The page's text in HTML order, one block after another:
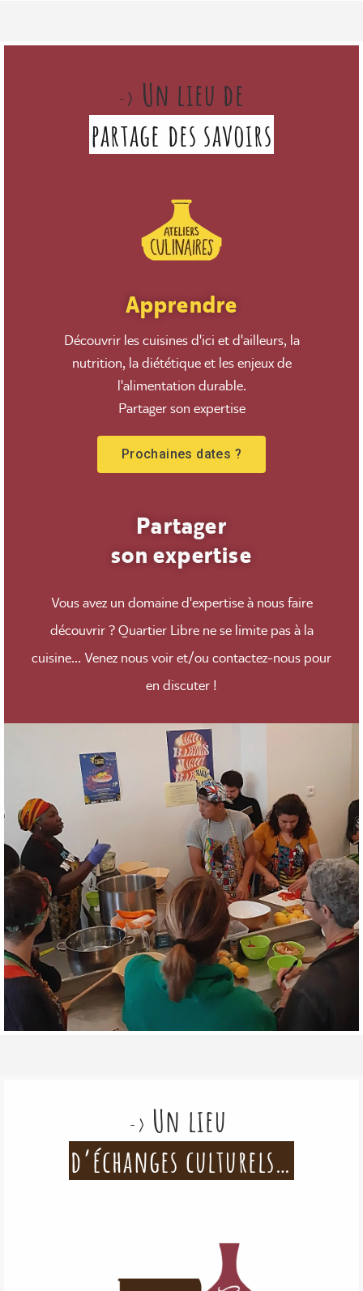
-> Un lieu de
partage des savoirs
Apprendre
Découvrir les cuisines d'ici et d'ailleurs, la
nutrition, la diététique et les enjeux de
l'alimentation durable.
Partager son expertise
Prochaines dates ?
Partager
son expertise
Vous avez un domaine d'expertise à nous faire
découvrir ? Quartier Libre ne se limite pas à la
cuisine... Venez nous voir et/ou contactez-nous pour
en discuter !
-> Un lieu
d’échanges culturels…